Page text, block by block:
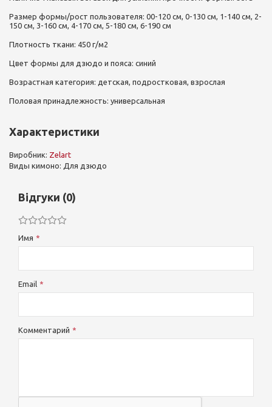
Размер формы/рост пользователя: 00-120 см, 0-130 см, 1-140 см, 2-
150 см, 3-160 см, 4-170 см, 5-180 см, 6-190 см
Плотность ткани: 450 г/м2
Цвет формы для дзюдо и пояса: синий
Возрастная категория: детская, подростковая, взрослая
Половая принадлежность: универсальная
Характеристики
Виробник: Zelart
Виды кимоно: Для дзюдо
Відгуки (0)
Имя
Email
Комментарий